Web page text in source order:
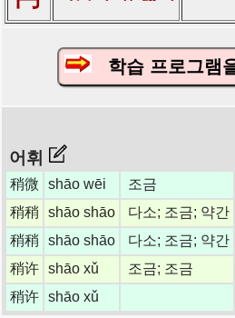
학습 프로그램
어휘
稍微 shāo wēi
조금
稍稍
shāo shāo
다소; 조금; 약간
稍稍
shāo shāo
다소; 조금; 약간
稍许 shāo xǔ
조금; 조금
稍许 shāo xǔ